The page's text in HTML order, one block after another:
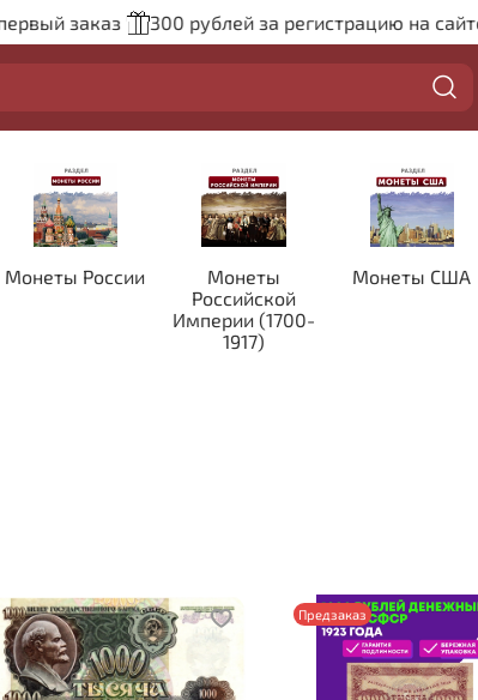
заказ 300 рублей за регистрацию на сайте
Монеты России
Монеты
Российской
Империи (1700-
1917)
Монеты США
Предзаказ